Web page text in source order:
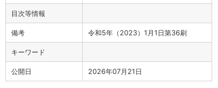
目次等情報
備考 令和5年（2023）1月1日第36刷
キーワード
公開日 2026年07月21日